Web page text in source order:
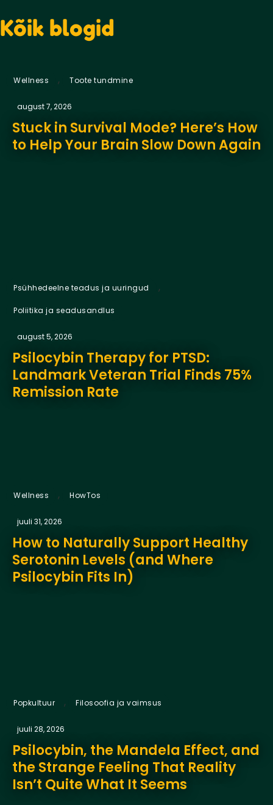
Kõik blogid
Wellness , Toote tundmine
august 7, 2026
Stuck in Survival Mode? Here’s How
to Help Your Brain Slow Down Again
Psühhedeelne teadus ja uuringud ,
Poliitika ja seadusandlus
august 5, 2026
Psilocybin Therapy for PTSD:
Landmark Veteran Trial Finds 75%
Remission Rate
Wellness , HowTos
juuli 31, 2026
How to Naturally Support Healthy
Serotonin Levels (and Where
Psilocybin Fits In)
Popkultuur , Filosoofia ja vaimsus
juuli 28, 2026
Psilocybin, the Mandela Effect, and
the Strange Feeling That Reality
Isn’t Quite What It Seems